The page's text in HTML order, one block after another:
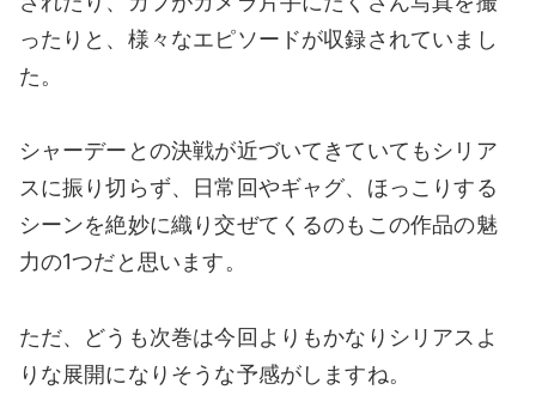
ったりと、様々なエピソードが収録されていまし
た。
シャーデーとの決戦が近づいてきていてもシリア
スに振り切らず、日常回やギャグ、ほっこりする
シーンを絶妙に織り交ぜてくるのもこの作品の魅
力の1つだと思います。
ただ、どうも次巻は今回よりもかなりシリアスよ
りな展開になりそうな予感がしますね。